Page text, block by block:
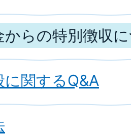
からの特別徴収
に関するQ&A